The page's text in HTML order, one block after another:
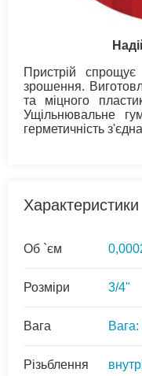
Пристрій
зрошення.
та міцного
Ущільнювальне
герметичність
Характеристики
Об `єм
Розміри 3/4"
Вага Вага:
Різьблення